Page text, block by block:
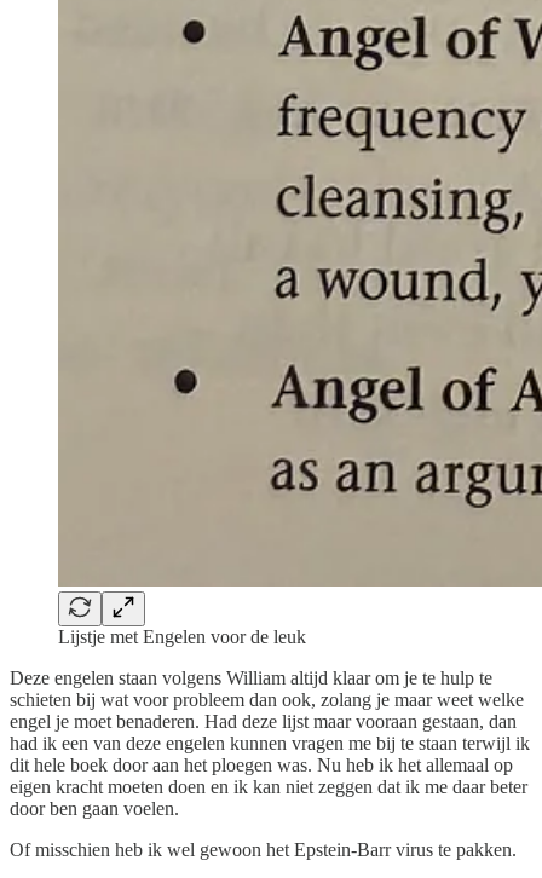
Lijstje met Engelen voor de leuk
Deze engelen staan volgens William altijd klaar om je te hulp te
schieten bij wat voor probleem dan ook, zolang je maar weet welke
engel je moet benaderen. Had deze lijst maar vooraan gestaan, dan
had ik een van deze engelen kunnen vragen me bij te staan terwijl ik
dit hele boek door aan het ploegen was. Nu heb ik het allemaal op
eigen kracht moeten doen en ik kan niet zeggen dat ik me daar beter
door ben gaan voelen.
Of misschien heb ik wel gewoon het Epstein-Barr virus te pakken.